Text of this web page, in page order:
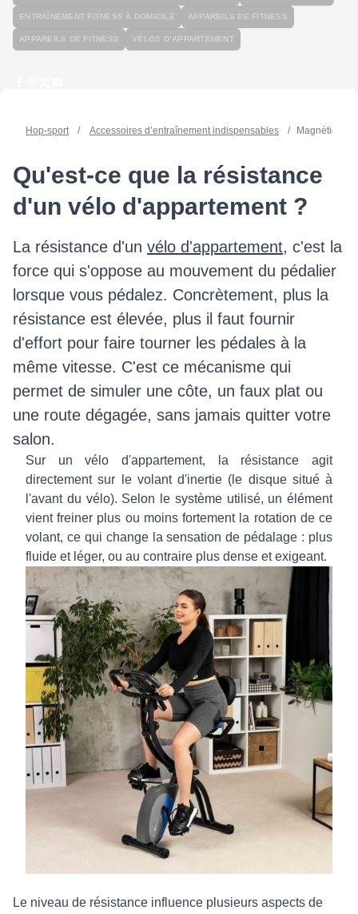
ENTRAÎNEMENT FITNESS À DOMICILE APPAREILS DE FITNESS
APPAREILS DE FITNESS VÉLOS D’APPARTEMENT
Hop-sport / Accessoires d’entraînement indispensables / Magnétique
Qu'est-ce que la résistance
d'un vélo d'appartement ?
La résistance d'un vélo d'appartement, c'est la
force qui s'oppose au mouvement du pédalier
lorsque vous pédalez. Concrètement, plus la
résistance est élevée, plus il faut fournir
d'effort pour faire tourner les pédales à la
même vitesse. C'est ce mécanisme qui
permet de simuler une côte, un faux plat ou
une route dégagée, sans jamais quitter votre
salon.
Sur un vélo d'appartement, la résistance agit
directement sur le volant d'inertie (le disque situé à
l'avant du vélo). Selon le système utilisé, un élément
vient freiner plus ou moins fortement la rotation de ce
volant, ce qui change la sensation de pédalage : plus
fluide et léger, ou au contraire plus dense et exigeant.
Le niveau de résistance influence plusieurs aspects de